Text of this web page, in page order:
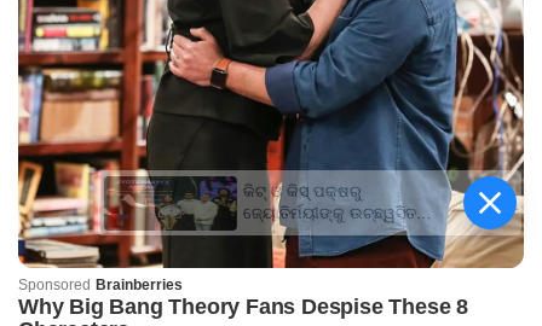
କିଟ୍‍ ଓ କିସ୍‍ ପକ୍ଷରୁ
ଜ୍ୟୋତିର୍ମୟୀଙ୍କୁ ଉଚ୍ଛ୍ୱସିତ
ସମ୍ବର୍ଦ୍ଧନା; ୫ଲକ୍ଷ ଟଙ୍କାର
ପ୍ରୋତ୍ସାହନ ରାଶି ପ୍ରଦାନ